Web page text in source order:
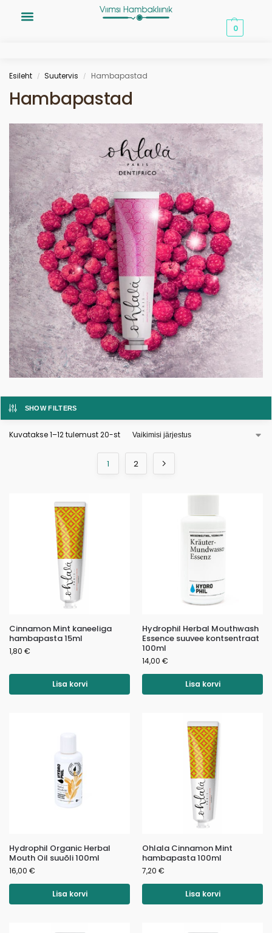
0
Esileht / Suutervis / Hambapastad
Hambapastad
SHOW FILTERS
Kuvatakse 1–12 tulemust 20-st
1 2
Cinnamon Mint kaneeliga
hambapasta 15ml
1,80 €
Lisa korvi
Hydrophil Herbal Mouthwash
Essence suuvee kontsentraat
100ml
14,00 €
Lisa korvi
Hydrophil Organic Herbal
Mouth Oil suuõli 100ml
16,00 €
Lisa korvi
Ohlala Cinnamon Mint
hambapasta 100ml
7,20 €
Lisa korvi